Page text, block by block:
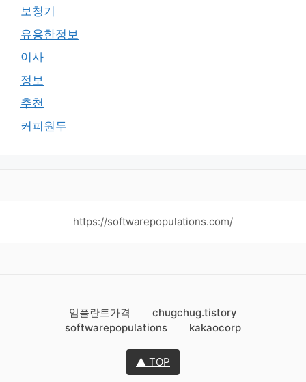
보청기
유용한정보
이사
정보
추천
커피원두
https://softwarepopulations.com/
임플란트가격
chugchug.tistory
softwarepopulations
kakaocorp
▲ TOP